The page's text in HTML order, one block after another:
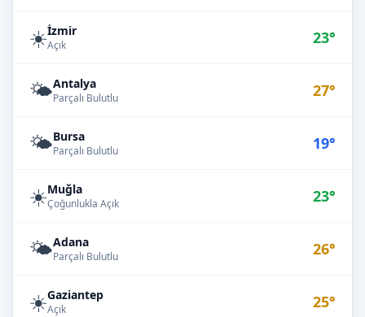
☀️İzmir
Açık 23°
🌤️Antalya
Parçalı Bulutlu 27°
🌤️Bursa
Parçalı Bulutlu 19°
☀️Muğla
Çoğunlukla Açık 23°
🌤️Adana
Parçalı Bulutlu 26°
☀️Gaziantep
Açık 25°